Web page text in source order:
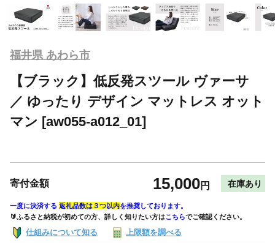
福井県 あわら市
【ブラック】低反発スツール ヴァーサ
／ ゆったり デザイン マットレス オット
マン [aw055-a012_01]
寄付金額 15,000円 在庫あり
一度に決済する 返礼品数は３つ以内を推奨しております。
🔰ふるさと納税が初めての方、詳しく知りたい方はこちらでご確認ください。
仕組みについて知る 上限額を調べる